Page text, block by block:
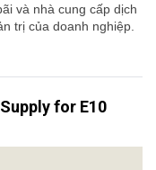
và nhà cung cấp dịch
trị của doanh nghiệp.
for E10